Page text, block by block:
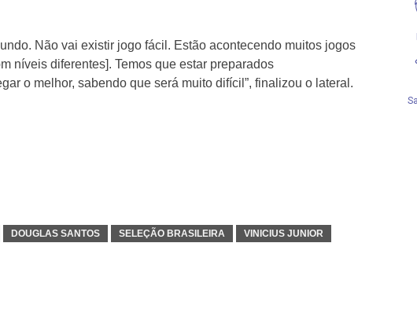
Não vai existir jogo fácil. Estão acontecendo muitos jogos
níveis diferentes]. Temos que estar preparados
o melhor, sabendo que será muito difícil”, finalizou o lateral.
DOUGLAS SANTOS SELEÇÃO BRASILEIRA VINICIUS JUNIOR